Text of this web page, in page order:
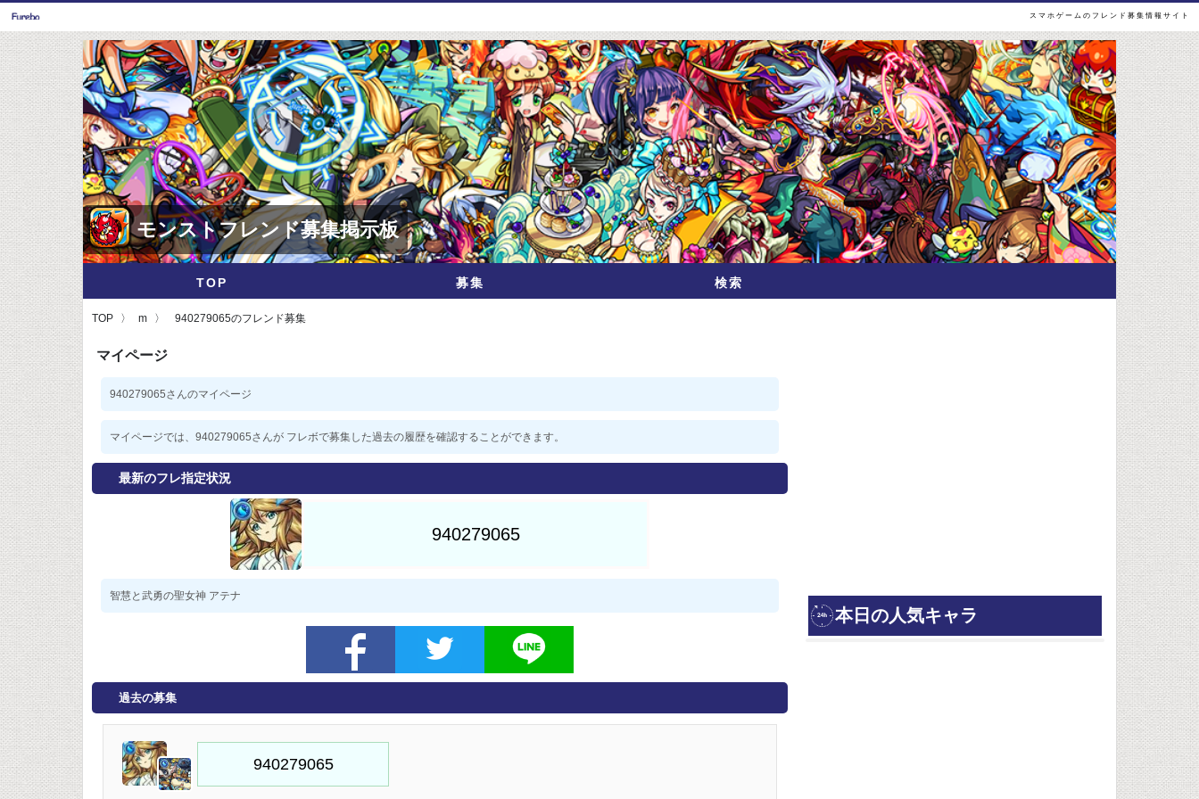
スマホゲームのフレンド募集情報サイト
モンストフレンド募集掲示板
TOP 募集 検索
TOP m 940279065のフレンド募集
マイページ
940279065さんのマイページ
マイページでは、940279065さんが フレボで募集した過去の履歴を確認することができます。
最新のフレ指定状況
智慧と武勇の聖女神 アテナ
過去の募集